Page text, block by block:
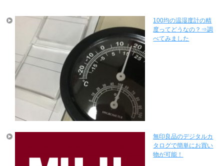
100均の温湿度計の精
度ってどうなの？⇒調
べてみました
無印良品のデジタルカ
タログで簡単にお買い
物が可能！